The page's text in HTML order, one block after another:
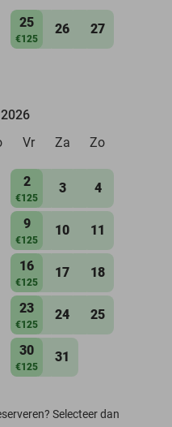
25
€125
26 27
Vr Za Zo
2
€125
3 4
9
€125
10 11
16
€125
17 18
23
€125
24 25
30
€125
31
Selecteer dan